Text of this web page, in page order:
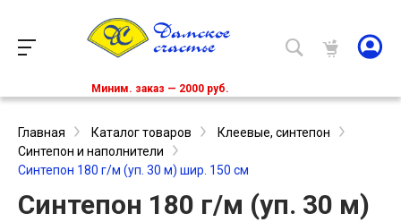
Миним. заказ — 2000 руб.
Главная Каталог товаров
Клеевые, синтепон
Синтепон и наполнители
Синтепон 180 г/м (уп. 30 м) шир. 150 см
Синтепон 180 г/м (уп. 30 м)